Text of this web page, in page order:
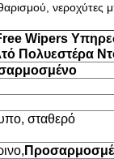
νεροχύτες
Wipers
Πολυεστέρα
σταθερό